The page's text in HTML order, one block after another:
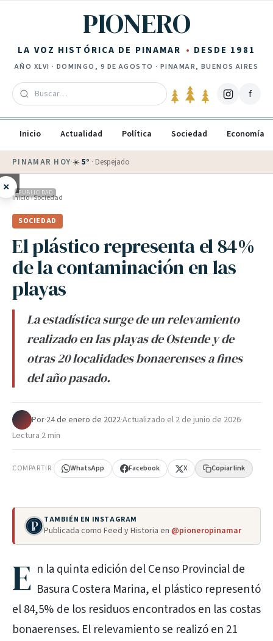
PIONERO
LA VOZ HISTÓRICA DE PINAMAR DESDE 1981
AÑO XLVI · DOMINGO, 9 DE AGOSTO · PINAMAR, BUENOS AIRES
f
Inicio Actualidad Política Sociedad Economía
PINAMAR HOY·☀️5° · Despejado
× PUBLICIDAD
Inicio›Sociedad
SOCIEDAD
El plástico representa el 84%
de la contaminación en las
playas
La estadística surge de un relevamiento
realizado en las playas de Ostende y de
otras 20 localidades bonaerenses a fines
del año pasado.
Por·24 de enero de 2022·Actualizado el 2 de junio de 2026·
Lectura 2 min
COMPARTIR WhatsApp Facebook X Copiar link
TAMBIÉN EN INSTAGRAM
Publicada como Feed y Historia en @pioneropinamar
E n la quinta edición del Censo Provincial de
Basura Costera Marina, el plástico representó
el 84,5% de los residuos encontrados en las costas
bonaerenses. El relevamiento se realizó en 21